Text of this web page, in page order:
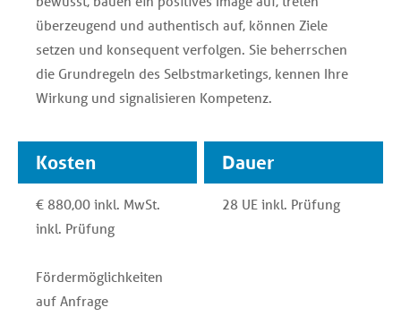
überzeugend und authentisch auf, können Ziele
setzen und konsequent verfolgen. Sie beherrschen
die Grundregeln des Selbstmarketings, kennen Ihre
Wirkung und signalisieren Kompetenz.
Kosten
€ 880,00 inkl. MwSt.
inkl. Prüfung
Fördermöglichkeiten
auf Anfrage
Dauer
28 UE inkl. Prüfung